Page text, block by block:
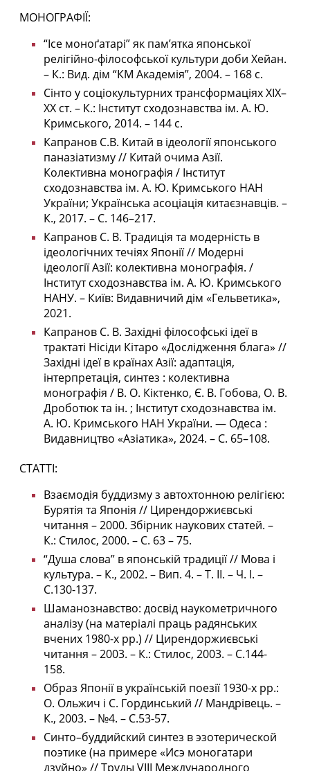
МОНОГРАФІЇ:
“Ісе моноґатарі” як пам’ятка японської
релігійно-філософської культури доби Хейан.
– К.: Вид. дім “КМ Академія”, 2004. – 168 с.
Сінто у соціокультурних трансформаціях ХІХ–
ХХ ст. – К.: Інститут сходознавства ім. А. Ю.
Кримського, 2014. – 144 с.
Капранов С.В. Китай в ідеології японського
паназіатизму // Китай очима Азії.
Колективна монографія / Інститут
сходознавства ім. А. Ю. Кримського НАН
України; Українська асоціація китаєзнавців. –
К., 2017. – С. 146–217.
Капранов С. В. Традиція та модерність в
ідеологічних течіях Японії // Модерні
ідеології Азії: колективна монографія. /
Інститут сходознавства ім. А. Ю. Кримського
НАНУ. – Київ: Видавничий дім «Гельветика»,
2021.
Капранов С. В. Західні філософські ідеї в
трактаті Нісіди Кітаро «Дослідження блага» //
Західні ідеї в країнах Азії: адаптація,
інтерпретація, синтез : колективна
монографія / В. О. Кіктенко, Є. В. Гобова, О. В.
Дроботюк та ін. ; Інститут сходознавства ім.
А. Ю. Кримського НАН України. — Одеса :
Видавництво «Азіатика», 2024. – С. 65–108.
СТАТТІ:
Взаємодія буддизму з автохтонною релігією:
Бурятія та Японія // Цирендоржиєвські
читання – 2000. Збірник наукових статей. –
К.: Стилос, 2000. – С. 63 – 75.
“Душа слова” в японській традиції // Мова і
культура. – К., 2002. – Вип. 4. – Т. ІІ. – Ч. І. –
С.130-137.
Шаманознавство: досвід наукометричного
аналізу (на матеріалі праць радянських
вчених 1980-х рр.) // Цирендоржиєвські
читання – 2003. – К.: Стилос, 2003. – С.144-
158.
Образ Японії в українській поезії 1930-х рр.:
О. Ольжич і С. Гординський // Мандрівець. –
К., 2003. – №4. – С.53-57.
Синто–буддийский синтез в эзотерической
поэтике (на примере «Исэ моногатари
дзуйно» // Труды VIII Международного